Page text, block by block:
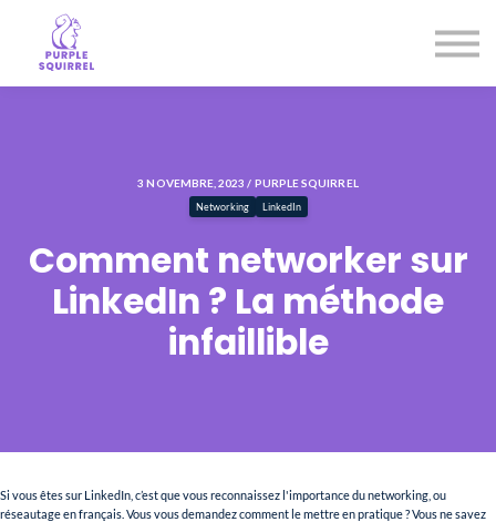
3 NOVEMBRE, 2023 / PURPLE SQUIRREL
Networking LinkedIn
Comment networker sur
LinkedIn ? La méthode
infaillible
Si vous êtes sur LinkedIn, c’est que vous reconnaissez l'importance du networking, ou
réseautage en français. Vous vous demandez comment le mettre en pratique ? Vous ne savez